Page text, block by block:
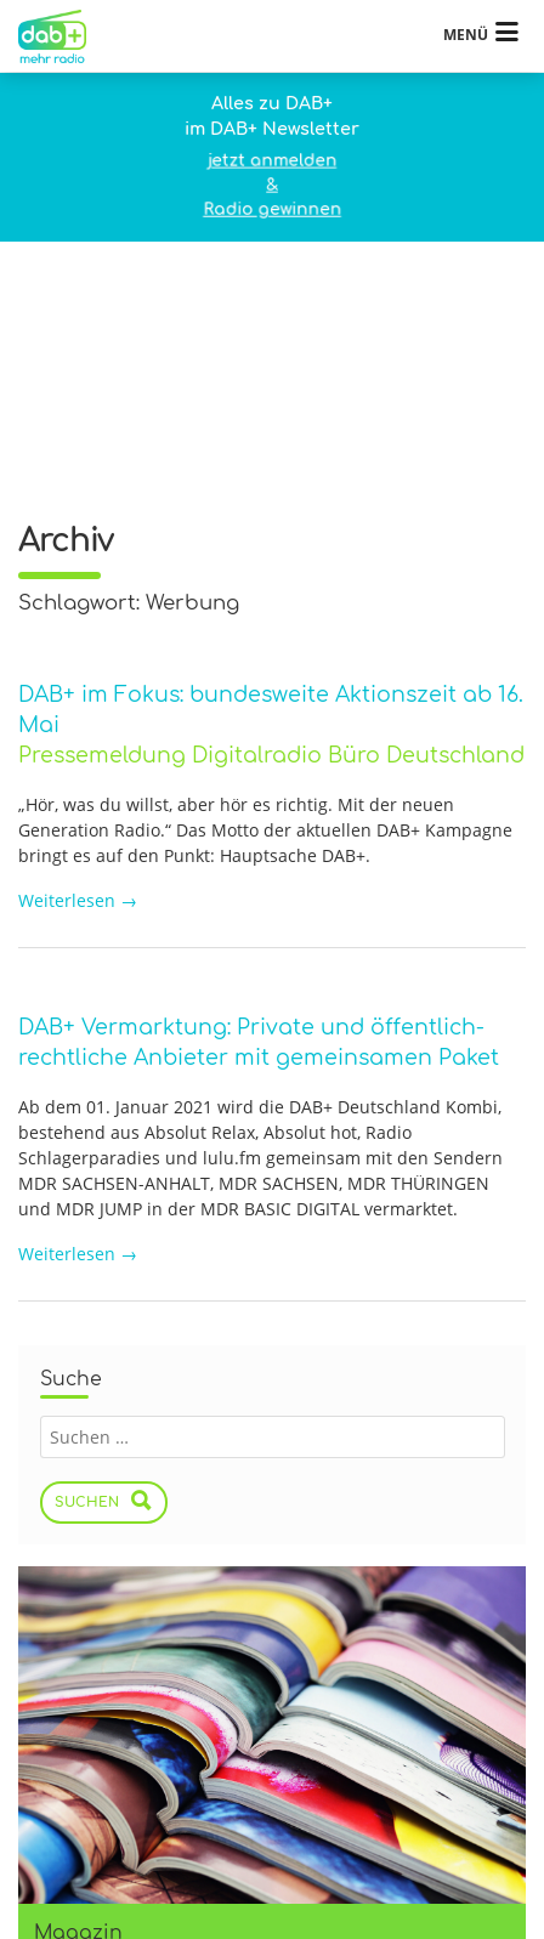
MENÜ
Alles zu DAB+
im DAB+ Newsletter
jetzt anmelden
&
Radio gewinnen
Archiv
Schlagwort: Werbung
DAB+ im Fokus: bundesweite Aktionszeit ab 16.
Mai
Pressemeldung Digitalradio Büro Deutschland
„Hör, was du willst, aber hör es richtig. Mit der neuen
Generation Radio.“ Das Motto der aktuellen DAB+ Kampagne
bringt es auf den Punkt: Hauptsache DAB+.
Weiterlesen →
DAB+ Vermarktung: Private und öffentlich-
rechtliche Anbieter mit gemeinsamen Paket
Ab dem 01. Januar 2021 wird die DAB+ Deutschland Kombi,
bestehend aus Absolut Relax, Absolut hot, Radio
Schlagerparadies und lulu.fm gemeinsam mit den Sendern
MDR SACHSEN-ANHALT, MDR SACHSEN, MDR THÜRINGEN
und MDR JUMP in der MDR BASIC DIGITAL vermarktet.
Weiterlesen →
Suche
SUCHEN
Magazin